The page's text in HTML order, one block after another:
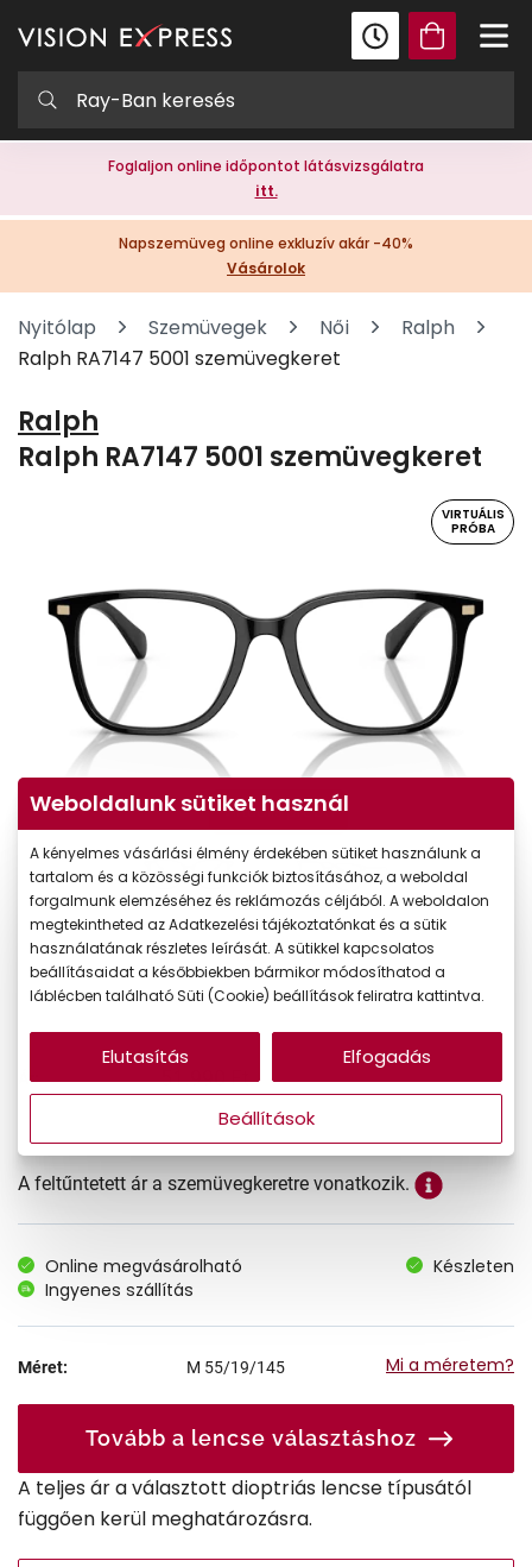
Foglaljon online időpontot látásvizsgálatra
itt.
Napszemüveg online exkluzív akár -40%
Vásárolok
Nyitólap Szemüvegek Női
Ralph
Ralph RA7147 5001 szemüvegkeret
Ralph
Ralph RA7147 5001 szemüvegkeret
VIRTUÁLIS
PRÓBA
Virtuális próba
Ár: 51.990 Ft
A feltűntetett ár a szemüvegkeretre vonatkozik.
Online megvásárolható
Készleten
Ingyenes szállítás
Méret: M 55/19/145 Mi a méretem?
Tovább a lencse választáshoz
A teljes ár a választott dioptriás lencse típusától
függően kerül meghatározásra.
Weboldalunk sütiket használ
A kényelmes vásárlási élmény érdekében sütiket használunk a
tartalom és a közösségi funkciók biztosításához, a weboldal
forgalmunk elemzéséhez és reklámozás céljából. A weboldalon
megtekintheted az Adatkezelési tájékoztatónkat és a sütik
használatának részletes leírását. A sütikkel kapcsolatos
beállításaidat a későbbiekben bármikor módosíthatod a
láblécben található Süti (Cookie) beállítások feliratra kattintva.
Beállítások
Elutasítás Elfogadás